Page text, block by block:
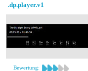
.dp.player.v1
Bewertung: